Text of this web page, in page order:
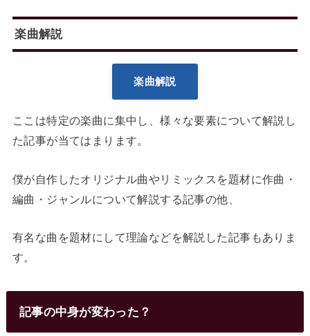
楽曲解説
楽曲解説
ここは特定の楽曲に集中し、様々な要素について解説し
た記事が当てはまります。
僕が自作したオリジナル曲やリミックスを題材に作曲・
編曲・ジャンルについて解説する記事の他、
有名な曲を題材にして理論などを解説した記事もありま
す。
記事の中身が変わった？